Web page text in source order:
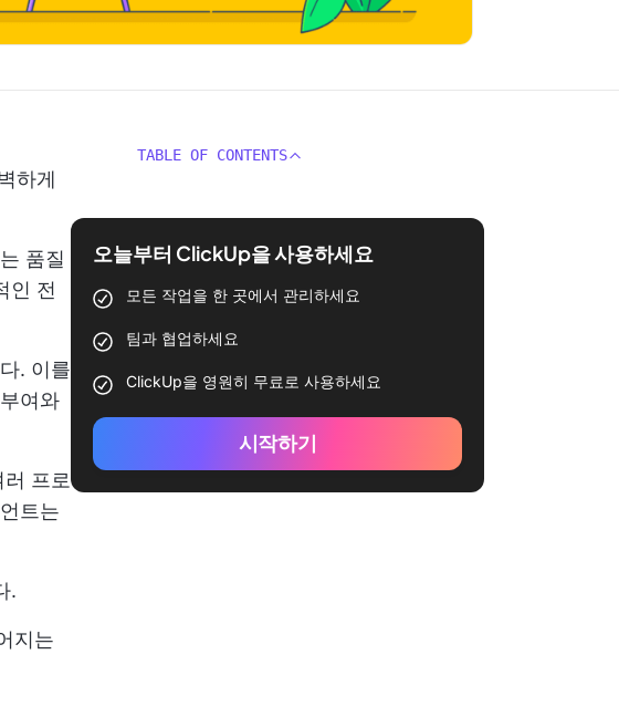
하게
품질
인 전
. 이를
여와
프로
트는
.
지는
TABLE OF CONTENTS
오늘부터 ClickUp을 사용하세요
모든 작업을 한 곳에서 관리하세요
팀과 협업하세요
ClickUp을 영원히 무료로 사용하세요
시작하기